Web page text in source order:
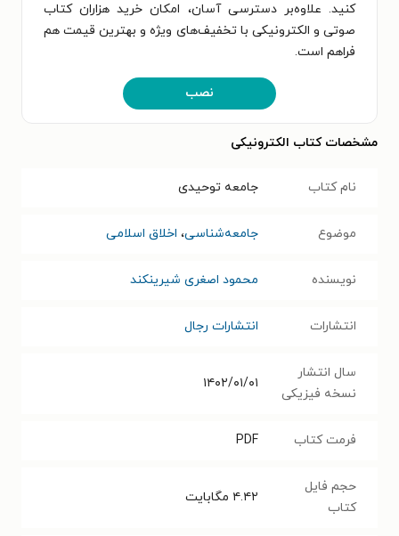
کنید. علاوه‌بر دسترسی آسان، امکان خرید هزاران کتاب
صوتی و الکترونیکی با تخفیف‌های ویژه و بهترین قیمت هم
فراهم است.
نصب
مشخصات کتاب الکترونیکی
نام کتاب جامعه توحیدی
موضوع جامعه‌شناسی، اخلاق اسلامی
نویسنده محمود اصغری شیرینکند
انتشارات انتشارات رجال
سال انتشار
نسخه فیزیکی
۱۴۰۲/۰۱/۰۱
فرمت کتاب PDF
حجم فایل
کتاب
۴.۴۲ مگابایت